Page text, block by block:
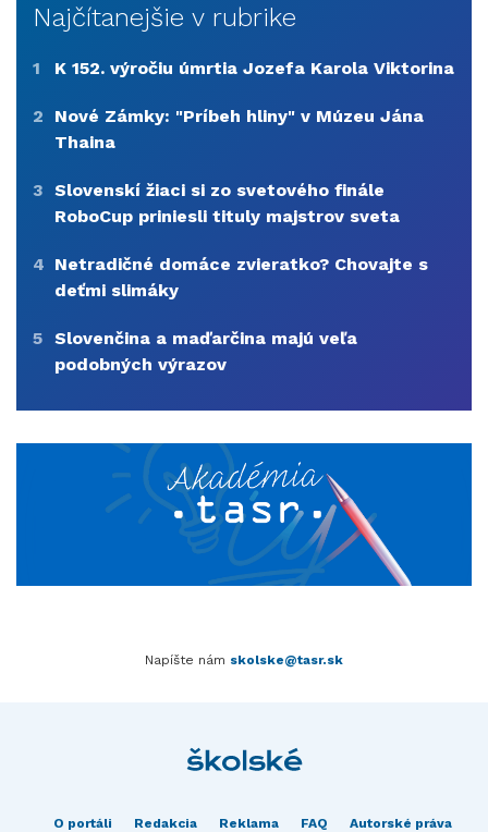
Najčítanejšie v rubrike
1 K 152. výročiu úmrtia Jozefa Karola Viktorina
2
Nové Zámky: "Príbeh hliny" v Múzeu Jána
Thaina
3 Slovenskí žiaci si zo svetového finále
RoboCup priniesli tituly majstrov sveta
4 Netradičné domáce zvieratko? Chovajte s
deťmi slimáky
5 Slovenčina a maďarčina majú veľa
podobných výrazov
Napíšte nám skolske@tasr.sk
O portáli Redakcia Reklama FAQ Autorské práva